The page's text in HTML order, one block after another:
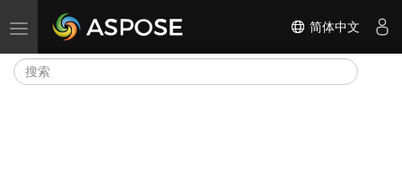
切换导航 简体中文